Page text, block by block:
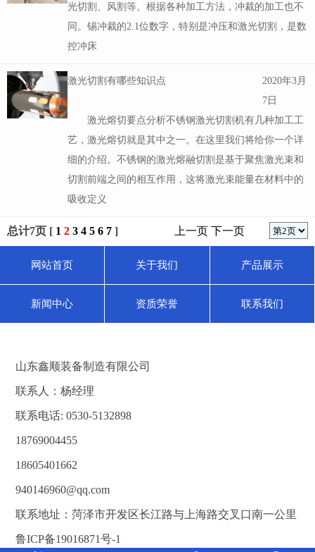
光切割、风割等。根据各种加工方法，冲裁的加工也不
同。锡冲裁的2.1位数字，特别是冲压和激光切割，是数
控冲床
激光切割有哪些知识点
2020年3月
7日
激光熔切要点分析不锈钢激光切割机有几种加工工
艺，激光熔切就是其中之一。在这里我们将给你一个详
细的介绍。不锈钢的激光熔融切割是基于聚焦激光束和
切割前端之间的相互作用，这将激光束能量在材料中的
吸收定义
总计7页 [ 1 2 3 4 5 6 7 ] 上一页 下一页
网站首页 关于我们 产品展示
新闻中心 资质荣誉 联系我们
山东鑫顺装备制造有限公司
联系人：杨经理
联系电话: 0530-5132898
18769004455
18605401662
940146960@qq.com
联系地址：菏泽市开发区长江路与上海路交叉口南一公里
鲁ICP备19016871号-1